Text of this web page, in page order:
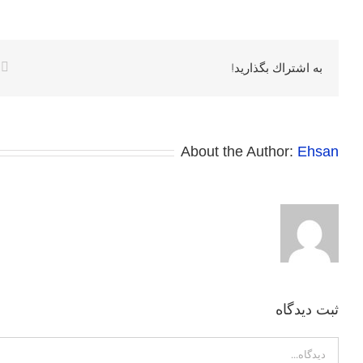
به اشتراك بگذاريد!
About the Author: Ehsan
ثبت ديدگاه